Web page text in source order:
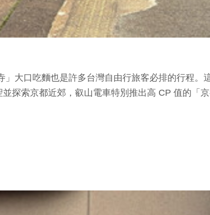
大口吃麵也是許多台灣自由行旅客必排的行程。
探索京都近郊，叡山電車特別推出高 CP 值的「